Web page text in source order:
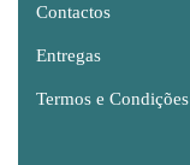
Contactos
Entregas
Termos e Condições